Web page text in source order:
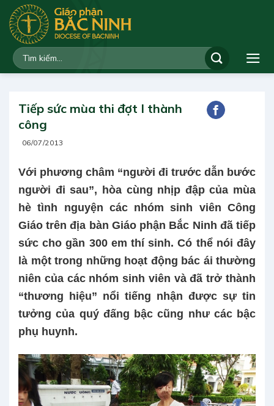
qua
dung
Tiếp sức mùa thi đợt I thành
công
06/07/2013
Với phương châm “người đi trước dẫn bước
người đi sau”, hòa cùng nhịp đập của mùa
hè tình nguyện các nhóm sinh viên Công
Giáo trên địa bàn Giáo phận Bắc Ninh đã tiếp
sức cho gần 300 em thí sinh. Có thể nói đây
là một trong những hoạt động bác ái thường
niên của các nhóm sinh viên và đã trở thành
“thương hiệu” nổi tiếng nhận được sự tin
tưởng của quý đấng bậc cũng như các bậc
phụ huynh.